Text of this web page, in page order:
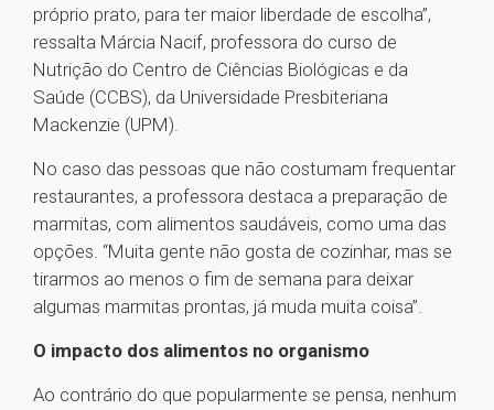
próprio prato, para ter maior liberdade de escolha”,
ressalta Márcia Nacif, professora do curso de
Nutrição do Centro de Ciências Biológicas e da
Saúde (CCBS), da Universidade Presbiteriana
Mackenzie (UPM).
No caso das pessoas que não costumam frequentar
restaurantes, a professora destaca a preparação de
marmitas, com alimentos saudáveis, como uma das
opções. “Muita gente não gosta de cozinhar, mas se
tirarmos ao menos o fim de semana para deixar
algumas marmitas prontas, já muda muita coisa”.
O impacto dos alimentos no organismo
Ao contrário do que popularmente se pensa, nenhum